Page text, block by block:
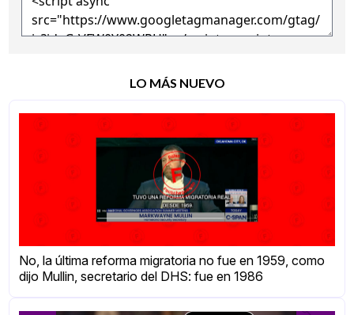
LO MÁS NUEVO
No, la última reforma migratoria no fue en 1959, como
dijo Mullin, secretario del DHS: fue en 1986